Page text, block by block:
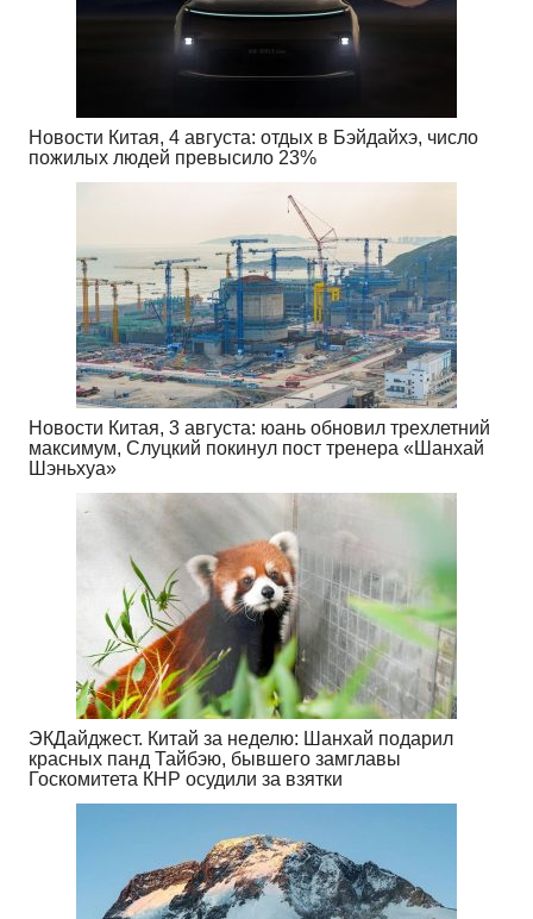
Новости Китая, 4 августа: отдых в Бэйдайхэ, число
пожилых людей превысило 23%
Новости Китая, 3 августа: юань обновил трехлетний
максимум, Слуцкий покинул пост тренера «Шанхай
Шэньхуа»
ЭКДайджест. Китай за неделю: Шанхай подарил
красных панд Тайбэю, бывшего замглавы
Госкомитета КНР осудили за взятки